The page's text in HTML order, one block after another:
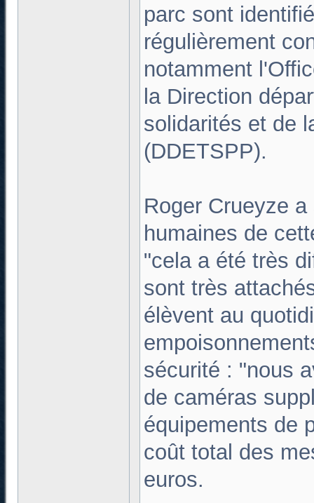
parc sont
régulièrement
notamment
la Direction
solidarités et de
(DDETSPP).
Roger Crueyze
humaines de
"cela a été très
sont très
élèvent au
sécurité : "nous
de caméras
équipements de
coût total des
euros.